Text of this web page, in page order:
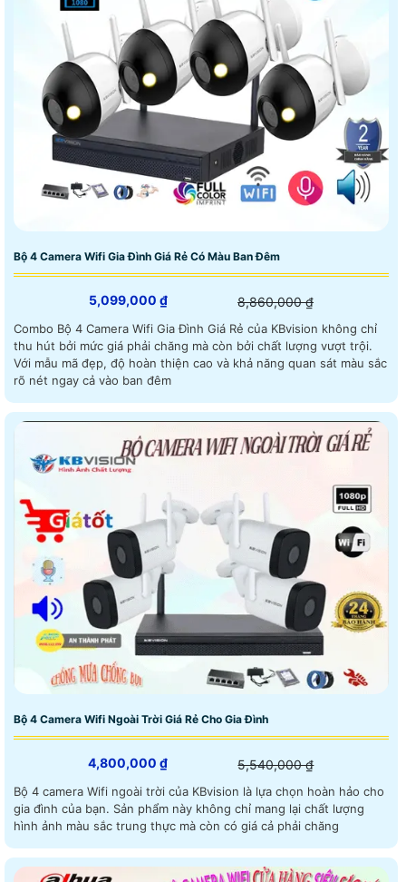
Bộ 4 Camera Wifi Gia Đình Giá Rẻ Có Màu Ban Đêm
5,099,000 ₫ 8,860,000 ₫
Combo Bộ 4 Camera Wifi Gia Đình Giá Rẻ của KBvision không chỉ
thu hút bởi mức giá phải chăng mà còn bởi chất lượng vượt trội.
Với mẫu mã đẹp, độ hoàn thiện cao và khả năng quan sát màu sắc
rõ nét ngay cả vào ban đêm
Bộ 4 Camera Wifi Ngoài Trời Giá Rẻ Cho Gia Đình
4,800,000 ₫ 5,540,000 ₫
Bộ 4 camera Wifi ngoài trời của KBvision là lựa chọn hoàn hảo cho
gia đình của bạn. Sản phẩm này không chỉ mang lại chất lượng
hình ảnh màu sắc trung thực mà còn có giá cả phải chăng